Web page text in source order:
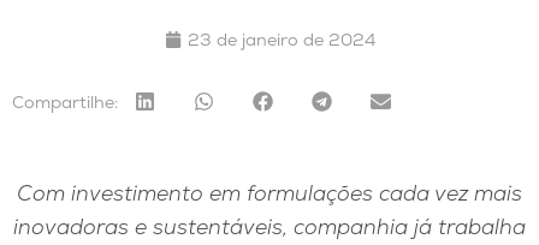
23 de janeiro de 2024
Compartilhe:
Com investimento em formulações cada vez mais
inovadoras e sustentáveis, companhia já trabalha